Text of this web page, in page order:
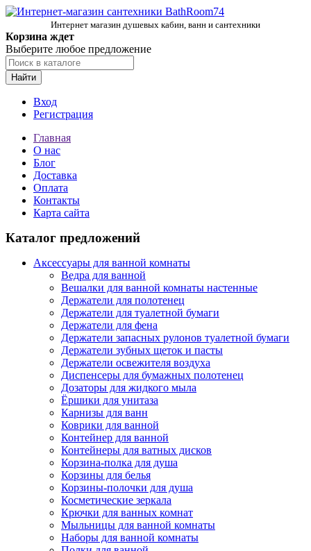
Интернет магазин душевых кабин, ванн и сантехники
Корзина ждет
Выберите любое предложение
Найти
Вход
Регистрация
Главная
О нас
Блог
Доставка
Оплата
Контакты
Карта сайта
Каталог предложений
Аксессуары для ванной комнаты
Ведра для ванной
Вешалки для ванной комнаты настенные
Держатели для полотенец
Держатели для туалетной бумаги
Держатели для фена
Держатели запасных рулонов туалетной бумаги
Держатели зубных щеток и пасты
Держатели освежителя воздуха
Диспенсеры для бумажных полотенец
Дозаторы для жидкого мыла
Ёршики для унитаза
Карнизы для ванн
Коврики для ванной
Контейнер для ванной
Контейнеры для ватных дисков
Корзина-полка для душа
Корзины для белья
Корзины-полочки для душа
Косметические зеркала
Крючки для ванных комнат
Мыльницы для ванной комнаты
Наборы для ванной комнаты